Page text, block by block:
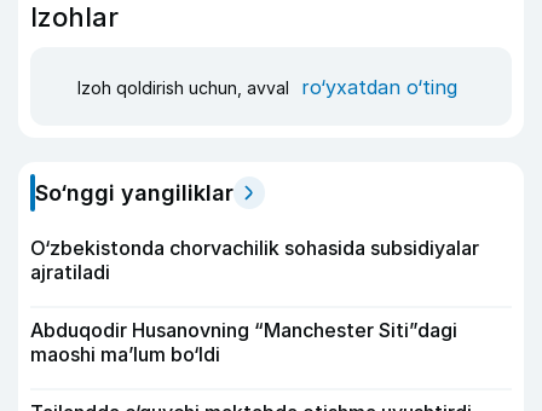
Izohlar
Izoh qoldirish uchun, avval ro‘yxatdan o‘ting
So‘nggi yangiliklar
O‘zbekistonda chorvachilik sohasida subsidiyalar
ajratiladi
Abduqodir Husanovning “Manchester Siti”dagi
maoshi ma’lum bo‘ldi